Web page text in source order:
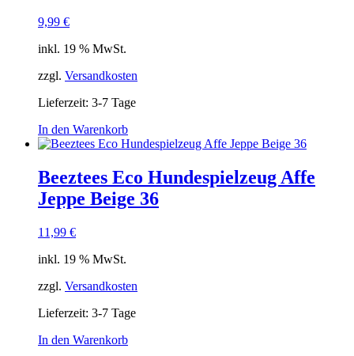
9,99 €
inkl. 19 % MwSt.
zzgl. Versandkosten
Lieferzeit: 3-7 Tage
In den Warenkorb
Beeztees Eco Hundespielzeug Affe
Jeppe Beige 36
11,99 €
inkl. 19 % MwSt.
zzgl. Versandkosten
Lieferzeit: 3-7 Tage
In den Warenkorb